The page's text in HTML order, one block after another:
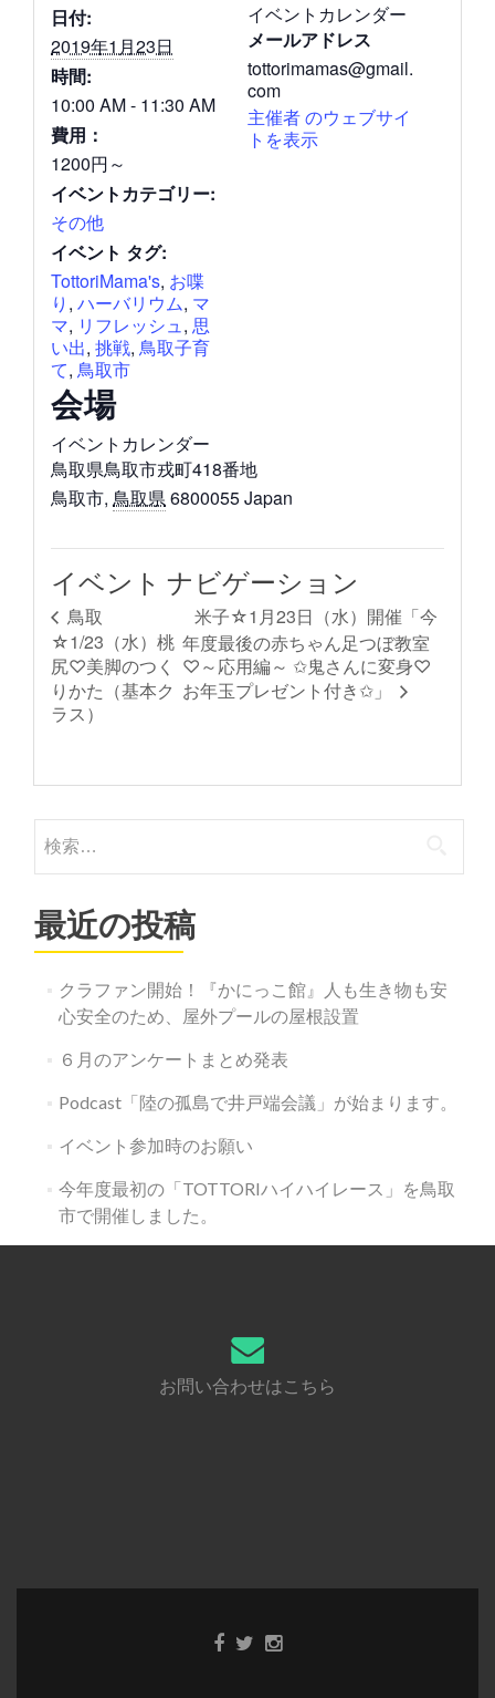
日付:
2019年1月23日
時間:
10:00 AM - 11:30 AM
費用：
1200円～
イベントカテゴリー:
その他
イベント タグ:
TottoriMama's, お喋
り , ハーバリウム, マ
マ, リフレッシュ, 思
い出, 挑戦, 鳥取子育
て, 鳥取市
会場
イベントカレンダー
鳥取県鳥取市戎町418番地
鳥取市, 鳥取県6800055Japan
イベントカレンダー
メールアドレス
tottorimamas@gmail.
com
主催者 のウェブサイ
トを表示
イベント ナビゲーション
鳥取
☆1/23（水）桃
尻♡美脚のつく
りかた（基本ク
ラス）
米子☆1月23日（水）開催「今
年度最後の赤ちゃん足つぼ教室
♡～応用編～ ✩鬼さんに変身♡
お年玉プレゼント付き✩」
索:
最近の投稿
クラファン開始！『かにっこ館』人も生き物も安
心安全のため、屋外プールの屋根設置
６月のアンケートまとめ発表
Podcast「陸の孤島で井戸端会議」が始まります。
イベント参加時のお願い
今年度最初の「TOTTORIハイハイレース」を鳥取
市で開催しました。
お問い合わせはこちら